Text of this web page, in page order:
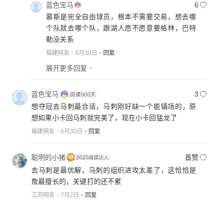
球市，有库里，格林，要是把克莱，欧文弄来乖乖。
球场球市得爆，战绩嘛，也不会太难看，季后赛问题
不大，西决看运气，总决赛别想了。毕竟氧气瓶也占
地方。一早起来胡思乱想，真成了也挺好玩。画面挺
蓝色宝马
6
慕斯是完全自由球员，根本不需要交易，想去哪
个队就去哪个队，跟湖人愿不愿意要格林，巴特
勒没关系
福建网友 6月30日 回复
展开更多回复
蓝色宝马
3
想夺冠去马刺最合适，马刺刚好缺一个能镇场的，原
想如果小卡回马刺就完美了，现在小卡回猛龙了
福建网友 6月30日 回复
聪明的小猪
首赞
去马刺是最优解，马刺的组织进攻太差了，这恰恰是
詹最擅长的，关键打的还不累
江苏网友 7月2日 回复